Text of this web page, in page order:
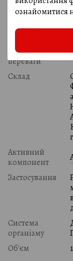
ознайомитися
виробник
Форма
Основні
переваги
Склад
Активний
компонент
Застосування
Система
організму
Об'єм